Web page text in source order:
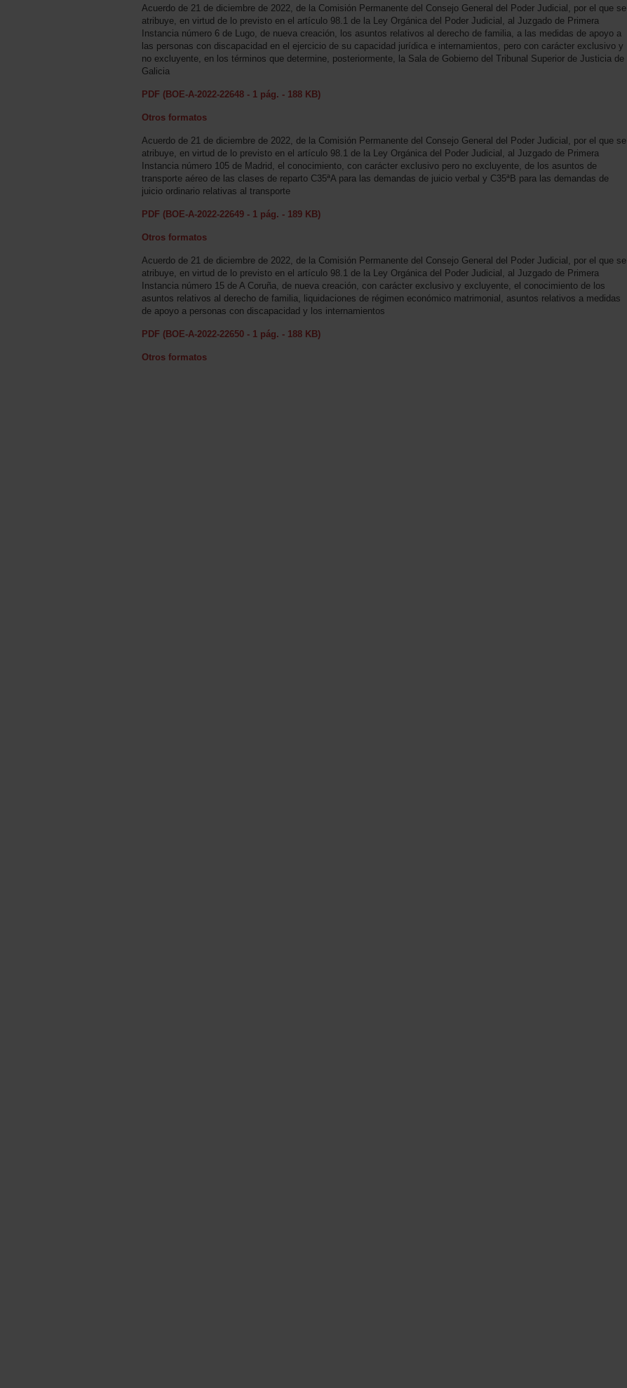
Acuerdo de 21 de diciembre de 2022, de la Comisión Permanente del Consejo General del Poder Judicial, por el que se
atribuye, en virtud de lo previsto en el artículo 98.1 de la Ley Orgánica del Poder Judicial, al Juzgado de Primera
Instancia número 6 de Lugo, de nueva creación, los asuntos relativos al derecho de familia, a las medidas de apoyo a
las personas con discapacidad en el ejercicio de su capacidad jurídica e internamientos, pero con carácter exclusivo y
no excluyente, en los términos que determine, posteriormente, la Sala de Gobierno del Tribunal Superior de Justicia de
Galicia
PDF (BOE-A-2022-22648 - 1 pág. - 188 KB)
Otros formatos
Acuerdo de 21 de diciembre de 2022, de la Comisión Permanente del Consejo General del Poder Judicial, por el que se
atribuye, en virtud de lo previsto en el artículo 98.1 de la Ley Orgánica del Poder Judicial, al Juzgado de Primera
Instancia número 105 de Madrid, el conocimiento, con carácter exclusivo pero no excluyente, de los asuntos de
transporte aéreo de las clases de reparto C35ªA para las demandas de juicio verbal y C35ªB para las demandas de
juicio ordinario relativas al transporte
PDF (BOE-A-2022-22649 - 1 pág. - 189 KB)
Otros formatos
Acuerdo de 21 de diciembre de 2022, de la Comisión Permanente del Consejo General del Poder Judicial, por el que se
atribuye, en virtud de lo previsto en el artículo 98.1 de la Ley Orgánica del Poder Judicial, al Juzgado de Primera
Instancia número 15 de A Coruña, de nueva creación, con carácter exclusivo y excluyente, el conocimiento de los
asuntos relativos al derecho de familia, liquidaciones de régimen económico matrimonial, asuntos relativos a medidas
de apoyo a personas con discapacidad y los internamientos
PDF (BOE-A-2022-22650 - 1 pág. - 188 KB)
Otros formatos